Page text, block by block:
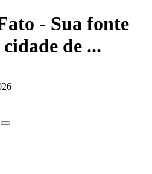
- Sua fonte
de ...